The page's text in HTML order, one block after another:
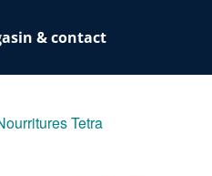
& contact
Tetra